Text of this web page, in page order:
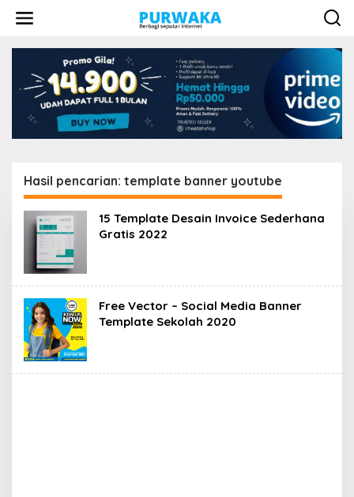
Hasil pencarian: template banner youtube
15 Template Desain Invoice Sederhana
Gratis 2022
Free Vector – Social Media Banner
Template Sekolah 2020